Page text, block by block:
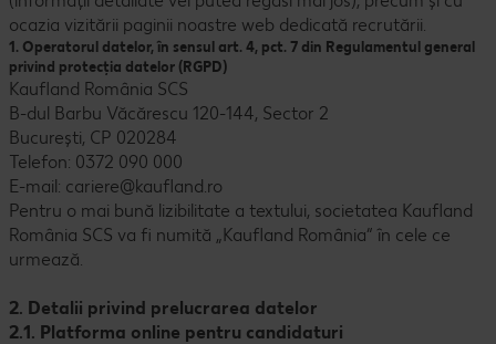
ocazia vizitării paginii noastre web dedicată recrutării.
1. Operatorul datelor, în sensul art. 4, pct. 7 din Regulamentul general
privind protecția datelor (RGPD)
Kaufland România SCS
B-dul Barbu Văcărescu 120-144, Sector 2
București, CP 020284
Telefon: 0372 090 000
E-mail: cariere@kaufland.ro
Pentru o mai bună lizibilitate a textului, societatea Kaufland
România SCS va fi numită „Kaufland România“ în cele ce
urmează.
2. Detalii privind prelucrarea datelor
2.1. Platforma online pentru candidaturi